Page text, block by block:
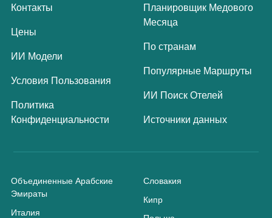
Контакты
Цены
ИИ Модели
Условия Пользования
Политика
Конфиденциальности
Планировщик Медового
Месяца
По странам
Популярные Маршруты
ИИ Поиск Отелей
Источники данных
Объединенные Арабские
Эмираты
Италия
Словакия
Кипр